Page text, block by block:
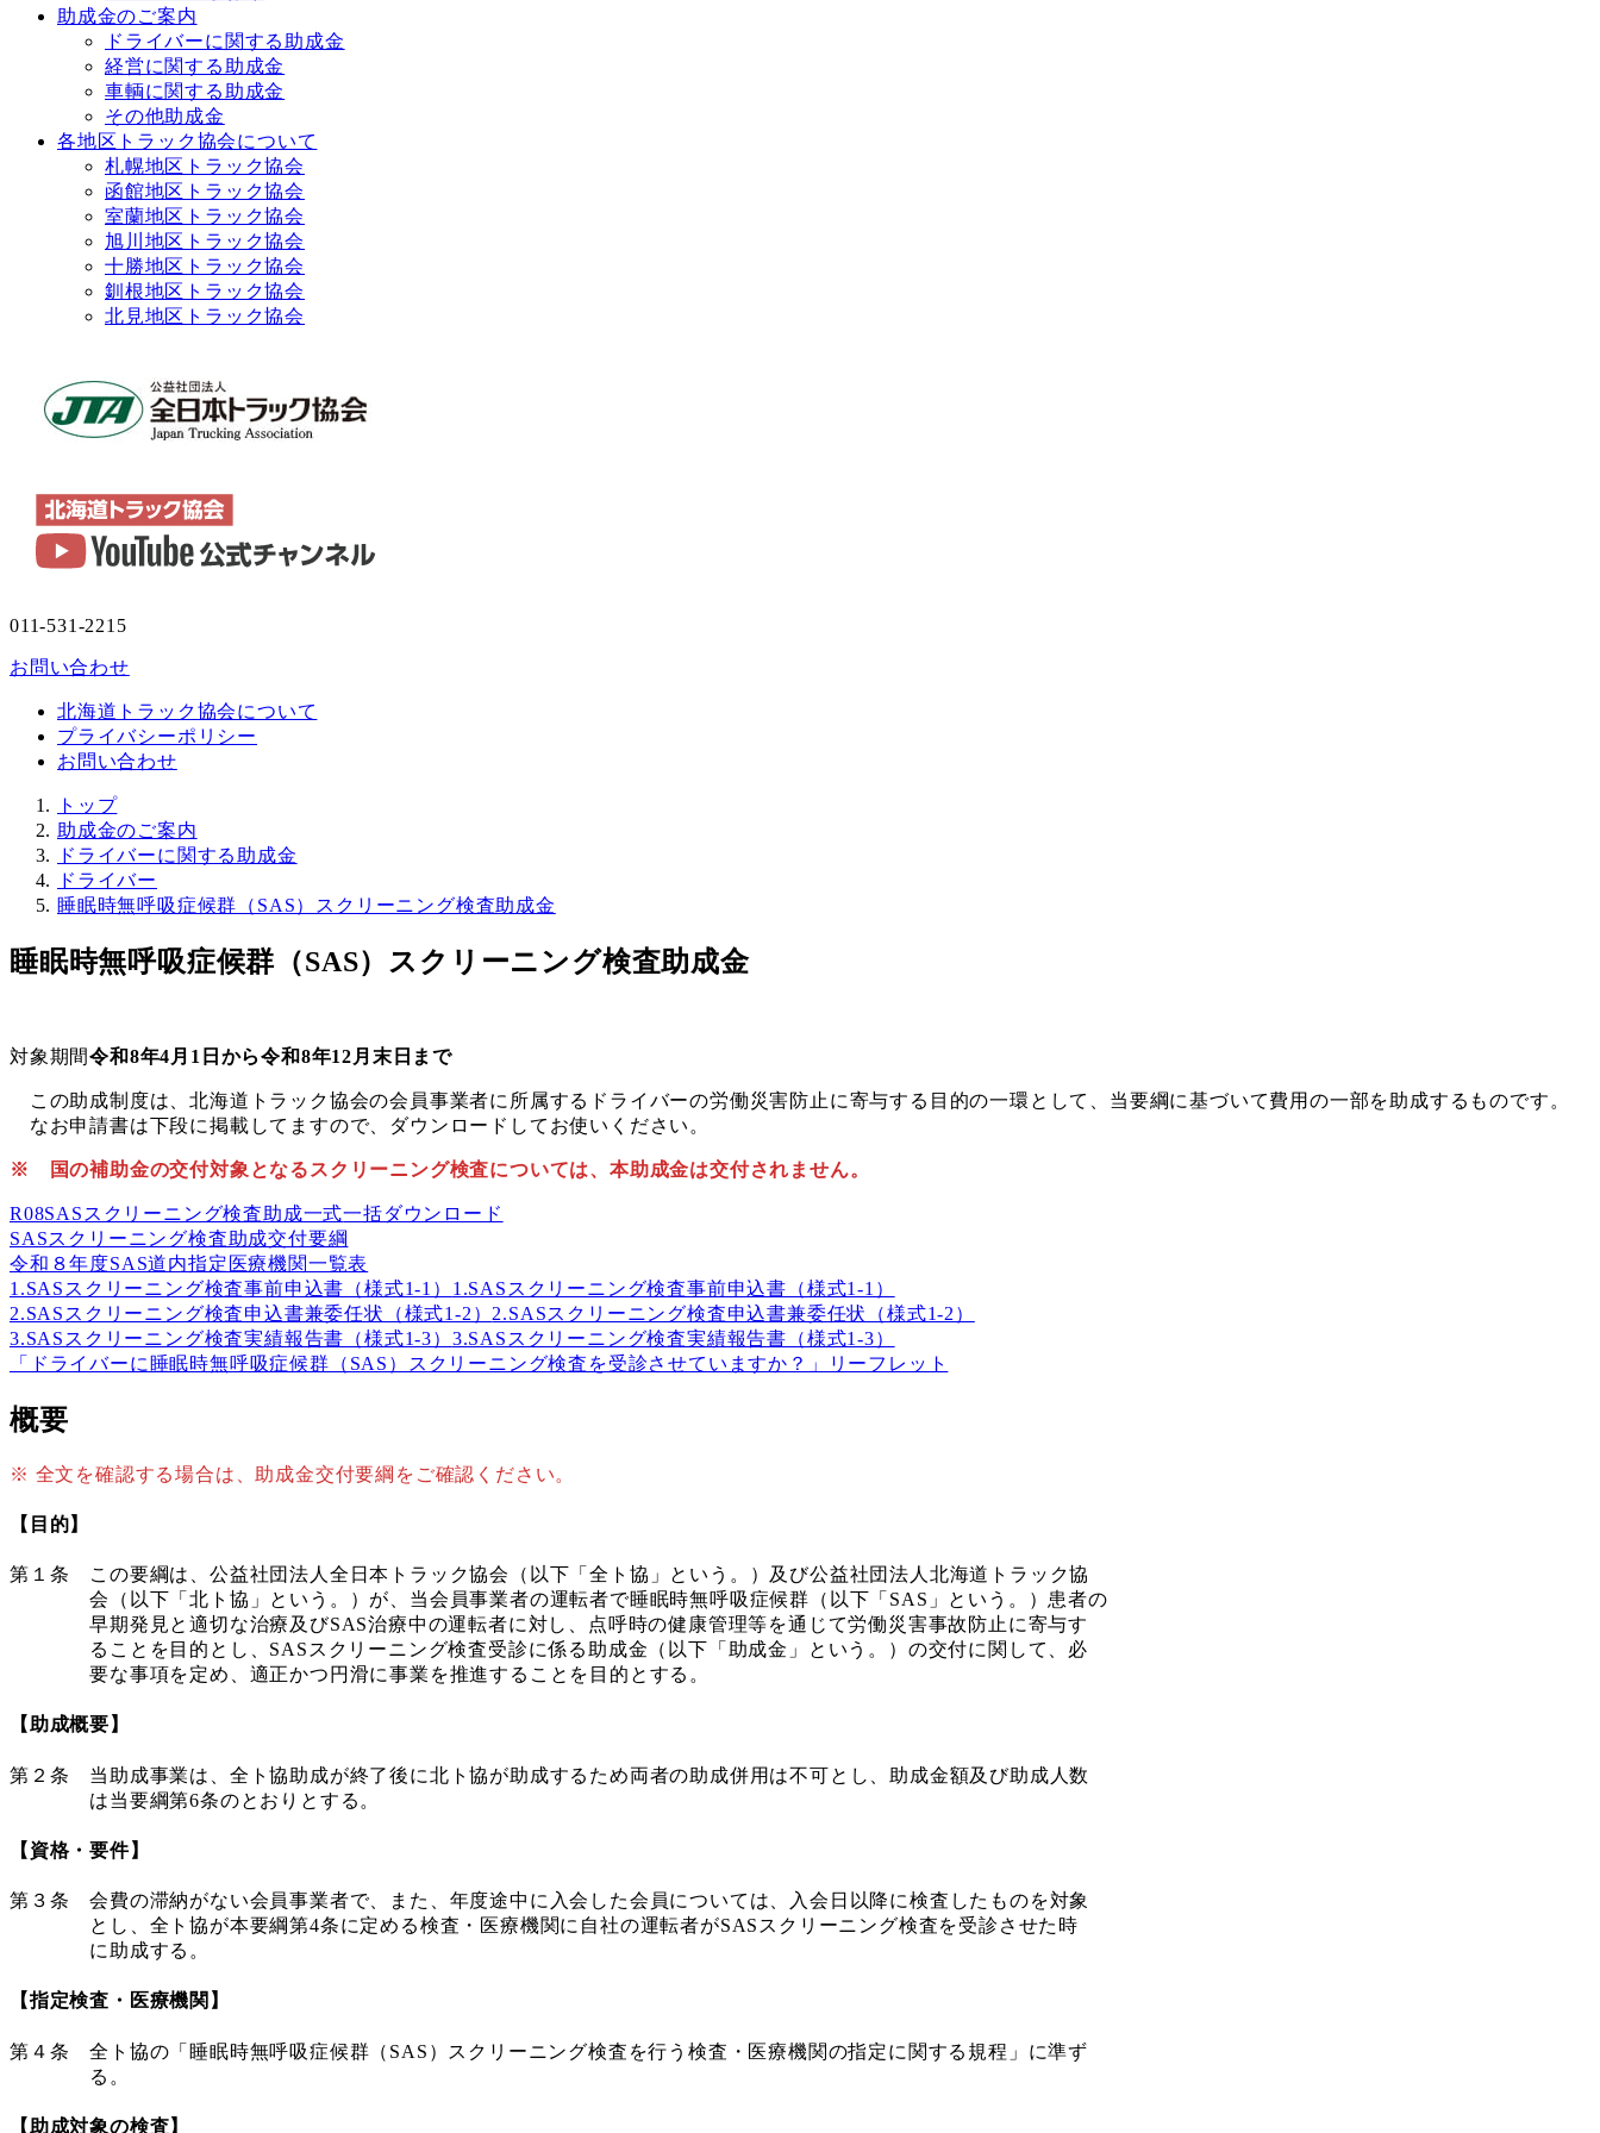
助成金のご案内
ドライバーに関する助成金
経営に関する助成金
車輌に関する助成金
その他助成金
各地区トラック協会について
札幌地区トラック協会
函館地区トラック協会
室蘭地区トラック協会
旭川地区トラック協会
十勝地区トラック協会
釧根地区トラック協会
北見地区トラック協会
011-531-2215
お問い合わせ
北海道トラック協会について
プライバシーポリシー
お問い合わせ
トップ
助成金のご案内
ドライバーに関する助成金
ドライバー
睡眠時無呼吸症候群（SAS）スクリーニング検査助成金
睡眠時無呼吸症候群（SAS）スクリーニング検査助成金
対象期間令和8年4月1日から令和8年12月末日まで
この助成制度は、北海道トラック協会の会員事業者に所属するドライバーの労働災害防止に寄与する目的の一環として、当要綱に基づいて費用の一部を助成するものです。
なお申請書は下段に掲載してますので、ダウンロードしてお使いください。
※ 国の補助金の交付対象となるスクリーニング検査については、本助成金は交付されません。
R08SASスクリーニング検査助成一式一括ダウンロード
SASスクリーニング検査助成交付要綱
令和８年度SAS道内指定医療機関一覧表
1.SASスクリーニング検査事前申込書（様式1-1） 1.SASスクリーニング検査事前申込書（様式1-1）
2.SASスクリーニング検査申込書兼委任状（様式1-2） 2.SASスクリーニング検査申込書兼委任状（様式1-2）
3.SASスクリーニング検査実績報告書（様式1-3） 3.SASスクリーニング検査実績報告書（様式1-3）
「ドライバーに睡眠時無呼吸症候群（SAS）スクリーニング検査を受診させていますか？」リーフレット
概要
※ 全文を確認する場合は、助成金交付要綱をご確認ください。
【目的】
第１条 この要綱は、公益社団法人全日本トラック協会（以下「全ト協」という。）及び公益社団法人北海道トラック協
会（以下「北ト協」という。）が、当会員事業者の運転者で睡眠時無呼吸症候群（以下「SAS」という。）患者の
早期発見と適切な治療及びSAS治療中の運転者に対し、点呼時の健康管理等を通じて労働災害事故防止に寄与す
ることを目的とし、SASスクリーニング検査受診に係る助成金（以下「助成金」という。）の交付に関して、必
要な事項を定め、適正かつ円滑に事業を推進することを目的とする。
【助成概要】
第２条 当助成事業は、全ト協助成が終了後に北ト協が助成するため両者の助成併用は不可とし、助成金額及び助成人数
は当要綱第6条のとおりとする。
【資格・要件】
第３条 会費の滞納がない会員事業者で、また、年度途中に入会した会員については、入会日以降に検査したものを対象
とし、全ト協が本要綱第4条に定める検査・医療機関に自社の運転者がSASスクリーニング検査を受診させた時
に助成する。
【指定検査・医療機関】
第４条 全ト協の「睡眠時無呼吸症候群（SAS）スクリーニング検査を行う検査・医療機関の指定に関する規程」に準ず
る。
【助成対象の検査】